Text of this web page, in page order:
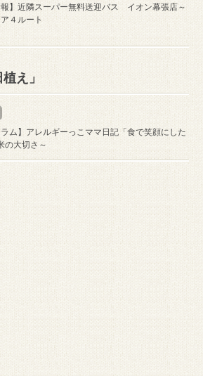
報】近隣スーパー無料送迎バス イオン幕張店～
４ルート
え」
ラム】アレルギーっこママ日記「食で笑顔にした
の大切さ～